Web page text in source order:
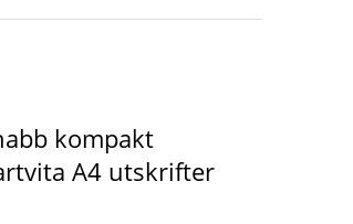
kompakt
A4 utskrifter